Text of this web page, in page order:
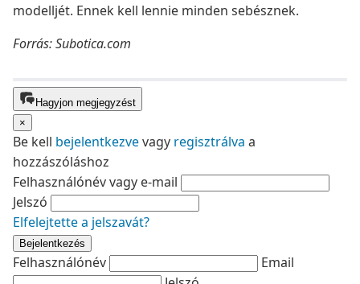
modelljét. Ennek kell lennie minden sebésznek.
Forrás: Subotica.com
Hagyjon megjegyzést
×
Be kell bejelentkezvevagy regisztrálva a
hozzászóláshoz
Felhasználónév vagy e-mail
Jelszó
Elfelejtette a jelszavát?
Bejelentkezés
Felhasználónév
Email